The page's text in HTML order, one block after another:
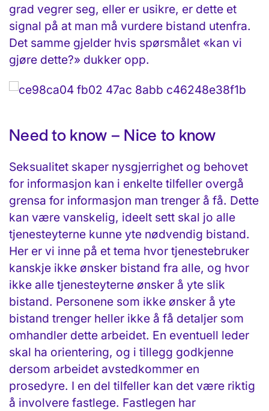
grad vegrer seg, eller er usikre, er dette et
signal på at man må vurdere bistand utenfra.
Det samme gjelder hvis spørsmålet «kan vi
gjøre dette?» dukker opp.
Need to know – Nice to know
Seksualitet skaper nysgjerrighet og behovet
for informasjon kan i enkelte tilfeller overgå
grensa for informasjon man trenger å få. Dette
kan være vanskelig, ideelt sett skal jo alle
tjenesteyterne kunne yte nødvendig bistand.
Her er vi inne på et tema hvor tjenestebruker
kanskje ikke ønsker bistand fra alle, og hvor
ikke alle tjenesteyterne ønsker å yte slik
bistand. Personene som ikke ønsker å yte
bistand trenger heller ikke å få detaljer som
omhandler dette arbeidet. En eventuell leder
skal ha orientering, og i tillegg godkjenne
dersom arbeidet avstedkommer en
prosedyre. I en del tilfeller kan det være riktig
å involvere fastlege. Fastlegen har